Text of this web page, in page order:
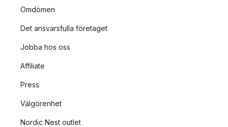
Omdömen
Det ansvarsfulla företaget
Jobba hos oss
Affiliate
Press
Välgörenhet
Nordic Nest outlet